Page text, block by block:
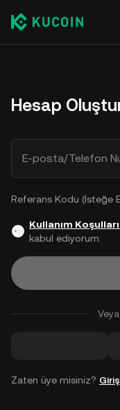
Hesap
E-posta/Telefon
Referans Kodu (İsteğe
Kullanım
kabul ediyorum.
Zaten üye misiniz?